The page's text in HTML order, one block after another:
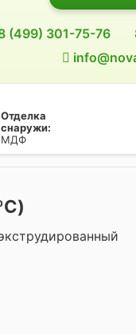
(499) 301-75-76
Отделка
снаружи:
МДФ